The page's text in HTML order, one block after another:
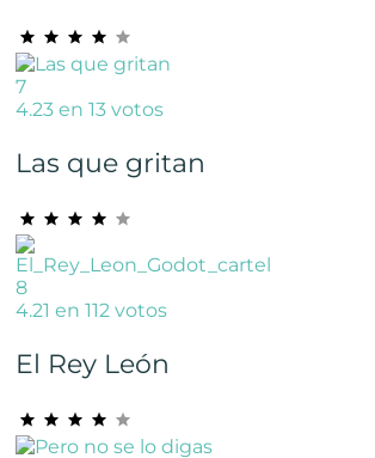
7
4.23 en 13 votos
Las que gritan
8
4.21 en 112 votos
El Rey León